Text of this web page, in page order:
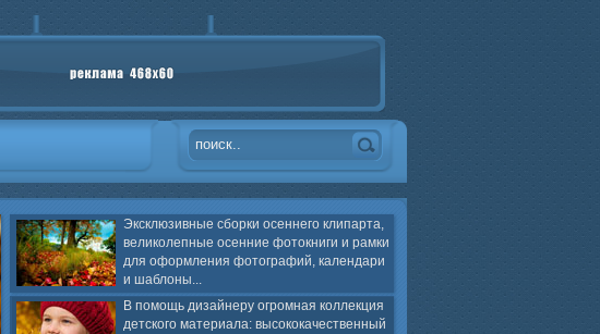
Эксклюзивные сборки осеннего клипарта,
великолепные осенние фотокниги и рамки
для оформления фотографий, календари
и шаблоны...
В помощь дизайнеру огромная коллекция
детского материала: высококачественный